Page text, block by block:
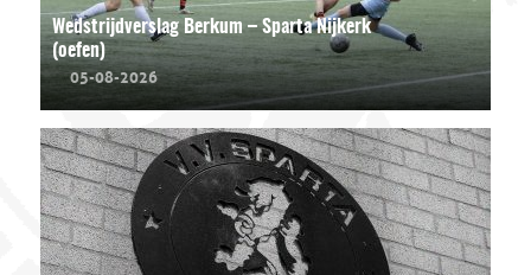
Wedstrijdverslag Berkum – Sparta Nijkerk
(oefen)
05-08-2026